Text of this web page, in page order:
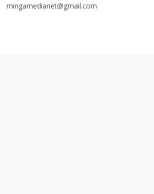
mingamedianet@gmail.com